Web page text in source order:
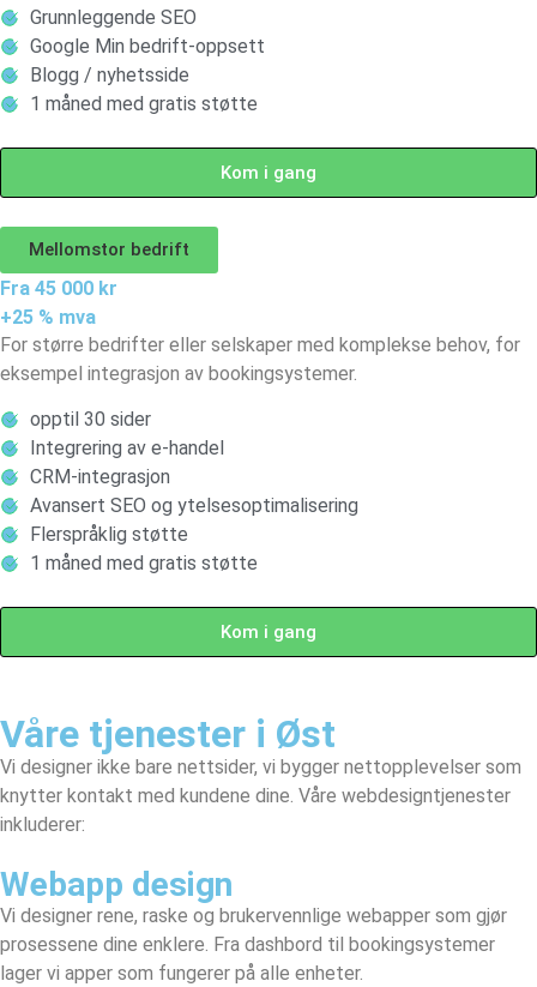
Grunnleggende SEO
Google Min bedrift-oppsett
Blogg / nyhetsside
1 måned med gratis støtte
Kom i gang
Mellomstor bedrift
Fra 45 000 kr
+25 % mva
For større bedrifter eller selskaper med komplekse behov, for
eksempel integrasjon av bookingsystemer.
opptil 30 sider
Integrering av e-handel
CRM-integrasjon
Avansert SEO og ytelsesoptimalisering
Flerspråklig støtte
1 måned med gratis støtte
Kom i gang
Våre tjenester i Øst
Vi designer ikke bare nettsider, vi bygger nettopplevelser som
knytter kontakt med kundene dine. Våre webdesigntjenester
inkluderer:
Webapp design
Vi designer rene, raske og brukervennlige webapper som gjør
prosessene dine enklere. Fra dashbord til bookingsystemer
lager vi apper som fungerer på alle enheter.